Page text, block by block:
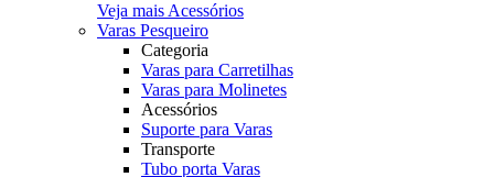
Veja mais Acessórios
Varas Pesqueiro
Categoria
Varas para Carretilhas
Varas para Molinetes
Acessórios
Suporte para Varas
Transporte
Tubo porta Varas